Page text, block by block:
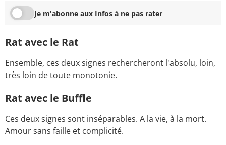
Je m'abonne aux Infos à ne pas rater
Rat avec le Rat
Ensemble, ces deux signes rechercheront l'absolu, loin,
très loin de toute monotonie.
Rat avec le Buffle
Ces deux signes sont inséparables. A la vie, à la mort.
Amour sans faille et complicité.